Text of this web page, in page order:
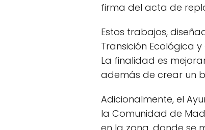
firma del acta de
Estos trabajos,
Transición Ecológica
La finalidad es
además de crear un
Adicionalmente, el
la Comunidad de